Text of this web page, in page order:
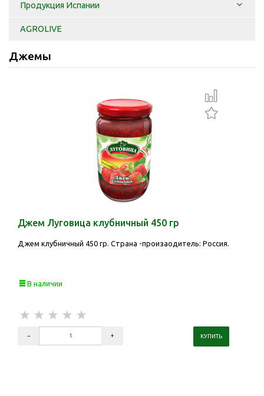
Продукция Испании
AGROLIVE
Джемы
Джем Луговица клубничный 450 гр
Джем клубничный 450 гр. Страна -произаодитель: Россия.
В наличии